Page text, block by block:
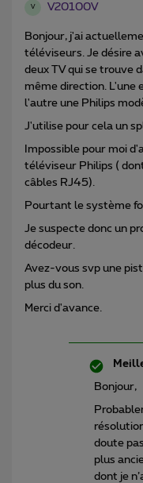
V V20100V
Bonjour, j'ai
téléviseurs. Je désire
deux TV qui se trouve
même direction. L'une
l'autre une Philips
J'utilise pour cela un
Impossible pour moi
téléviseur Philips (
câbles RJ45).
Pourtant le système
Je suspecte donc un
décodeur.
Avez-vous svp une
plus du son.
Merci d'avance.
Bonjour,
doute
plus
dont je